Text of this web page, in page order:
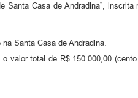
Santa Casa de Andradina”, inscrita
Santa Casa de Andradina.
valor total de R$ 150.000,00